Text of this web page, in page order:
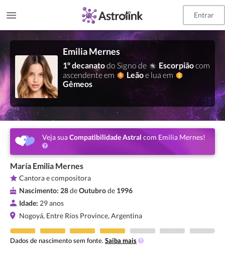
Entrar
Emilia Mernes
1º decanatodo Signo de Escorpiãocom
ascendente em
Leãoe lua em
Gêmeos
Veja suaCompatibilidade Astral com Emilia Mernes!
María Emilia Mernes
Cantora e compositora
Nascimento: 28deOutubrode 1996
Idade: 29 anos
Nogoyá, Entre Ríos Province, Argentina
Dados de nascimento sem fonte. Saiba mais